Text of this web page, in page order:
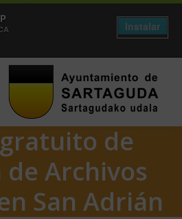
Instalar
de
de Archivos
San Adrián